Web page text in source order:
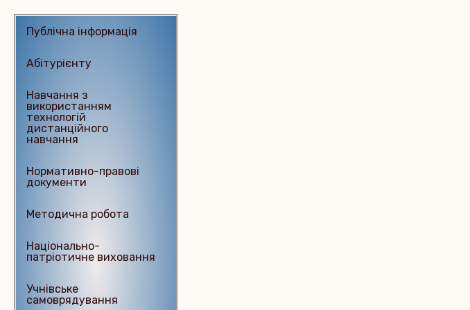
Публічна інформація
Абітурієнту
Навчання з
використанням
технологій
дистанційного
навчання
Нормативно-правові
документи
Методична робота
Національно-
патріотичне виховання
Учнівське
самоврядування